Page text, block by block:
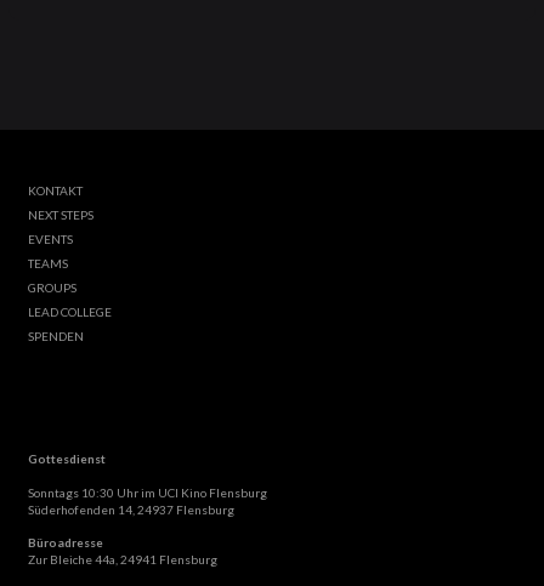
KONTAKT
NEXT STEPS
EVENTS
TEAMS
GROUPS
LEAD COLLEGE
SPENDEN
Gottesdienst
Sonntags 10:30 Uhr im UCI Kino Flensburg
Süderhofenden 14, 24937 Flensburg
Büroadresse
Zur Bleiche 44a, 24941 Flensburg